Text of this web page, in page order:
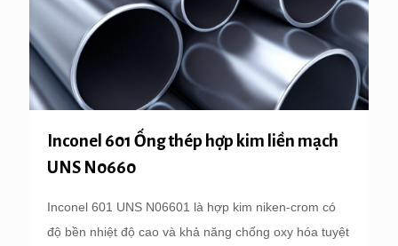
Inconel 601 Ống thép hợp kim liền mạch
UNS N0660
Inconel 601 UNS N06601 là hợp kim niken-crom có ​​
độ bền nhiệt độ cao và khả năng chống oxy hóa tuyệt